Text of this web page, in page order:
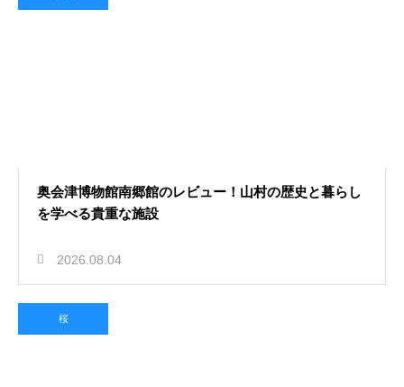
奥会津博物館南郷館のレビュー！山村の歴史と暮らし
を学べる貴重な施設
2026.08.04
桜